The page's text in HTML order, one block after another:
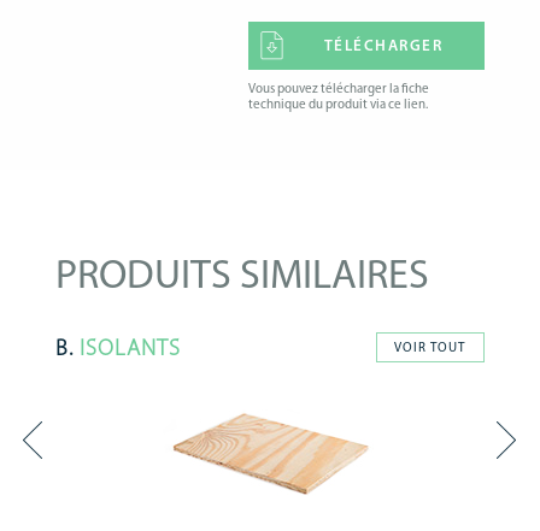
TÉLÉCHARGER
Vous pouvez télécharger la fiche
technique du produit via ce lien.
PRODUITS SIMILAIRES
B. ISOLANTS VOIR TOUT